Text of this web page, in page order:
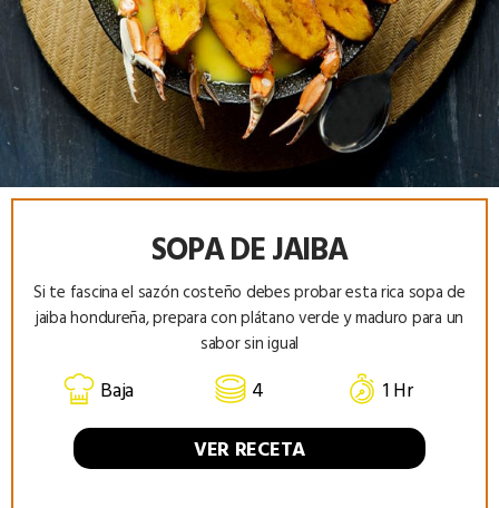
SOPA DE JAIBA
Si te fascina el sazón costeño debes probar esta rica sopa de
jaiba hondureña, prepara con plátano verde y maduro para un
sabor sin igual
Baja 4
1 Hr
VER RECETA